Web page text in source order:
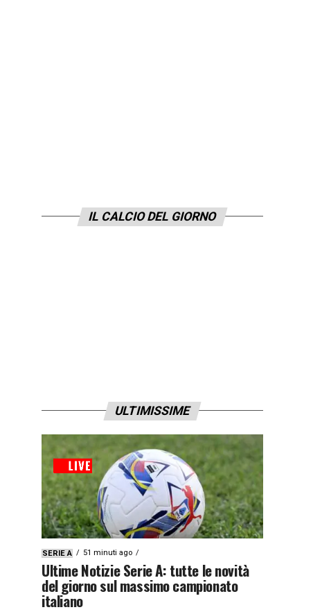
IL CALCIO DEL GIORNO
ULTIMISSIME
SERIE A 51 minuti ago
Ultime Notizie Serie A: tutte le novità
del giorno sul massimo campionato
italiano